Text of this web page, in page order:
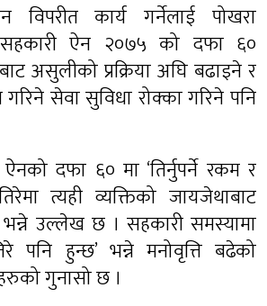
विपरीत कार्य गर्नेलाई पोखरा
सहकारी ऐन २०७५ को दफा ६०
असुलीको प्रक्रिया अघि बढाइने र
गरिने सेवा सुविधा रोक्का गरिने पनि
दफा ६० मा ‘तिर्नुपर्ने रकम र
त्यही व्यक्तिको जायजेथाबाट
उल्लेख छ । सहकारी समस्यामा
पनि हुन्छ’ भन्ने मनोवृत्ति बढेको
गुनासो छ ।